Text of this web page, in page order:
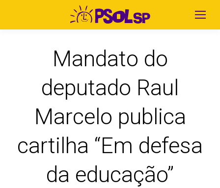
Mandato do
deputado Raul
Marcelo publica
cartilha “Em defesa
da educação”